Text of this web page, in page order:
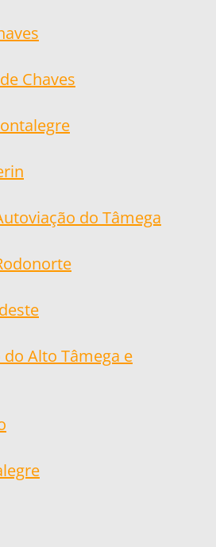
Chaves
do Tâmega
Alto Tâmega e